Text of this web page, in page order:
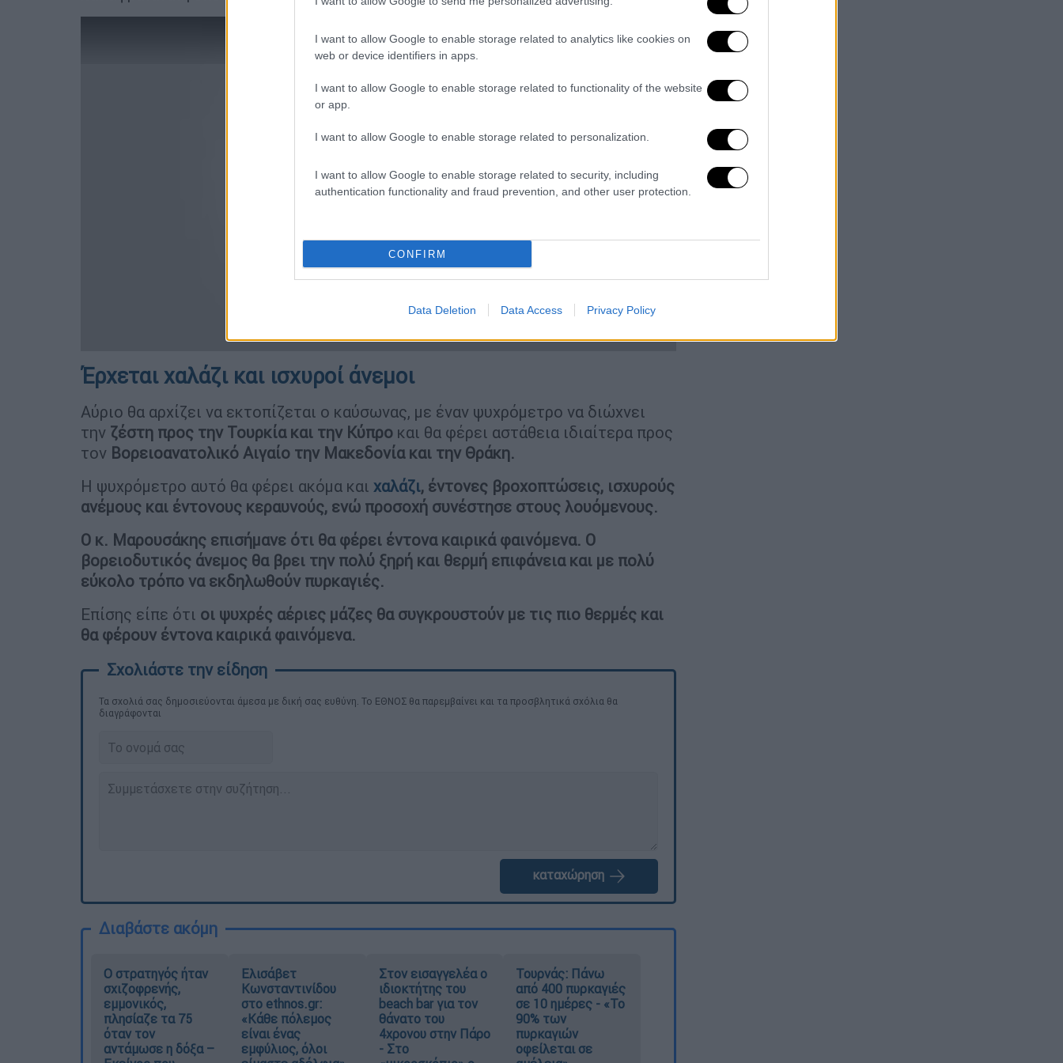
I want to allow Google to enable storage related to analytics like cookies on
web or device identifiers in apps.
I want to allow Google to enable storage related to functionality of the website
or app.
I want to allow Google to enable storage related to personalization.
I want to allow Google to enable storage related to security, including
authentication functionality and fraud prevention, and other user protection.
CONFIRM
Data Deletion Data Access Privacy Policy
video
Έρχεται χαλάζι και ισχυροί άνεμοι
Αύριο θα αρχίζει να εκτοπίζεται ο καύσωνας, με έναν ψυχρόμετρο να διώχνει
την ζέστη προς την Τουρκία και την Κύπρο και θα φέρει αστάθεια ιδιαίτερα προς
τον Βορειοανατολικό Αιγαίο την Μακεδονία και την Θράκη.
Η ψυχρόμετρο αυτό θα φέρει ακόμα και χαλάζι, έντονες βροχοπτώσεις, ισχυρούς
ανέμους και έντονους κεραυνούς, ενώ προσοχή συνέστησε στους λουόμενους.
Ο κ. Μαρουσάκης επισήμανε ότι θα φέρει έντονα καιρικά φαινόμενα. Ο
βορειοδυτικός άνεμος θα βρει την πολύ ξηρή και θερμή επιφάνεια και με πολύ
εύκολο τρόπο να εκδηλωθούν πυρκαγιές.
Επίσης είπε ότι οι ψυχρές αέριες μάζες θα συγκρουστούν με τις πιο θερμές και
θα φέρουν έντονα καιρικά φαινόμενα.
Τα σχολιά σας δημοσιεύονται άμεσα με δική σας ευθύνη. Το ΕΘΝΟΣ θα παρεμβαίνει και τα προσβλητικά σχόλια θα
διαγράφονται
καταχώρηση
Διαβάστε ακόμη
O στρατηγός ήταν
σχιζοφρενής,
εμμονικός,
πλησίαζε τα 75
όταν τον
αντάμωσε η δόξα –
Ελισάβετ
Κωνσταντινίδου
στο ethnos.gr:
«Κάθε πόλεμος
είναι ένας
εμφύλιος, όλοι
Στον εισαγγελέα ο
ιδιοκτήτης του
beach bar για τον
θάνατο του
4χρονου στην Πάρο
- Στο
Τουρνάς: Πάνω
από 400 πυρκαγιές
σε 10 ημέρες - «Το
90% των
πυρκαγιών
οφείλεται σε